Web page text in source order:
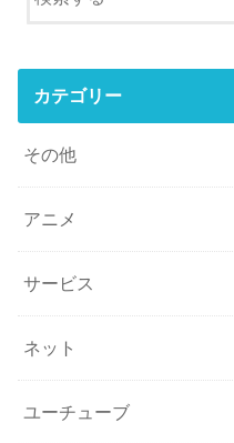
カテゴリー
その他
アニメ
サービス
ネット
ユーチューブ